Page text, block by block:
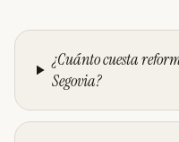
¿Cuánto cuesta
Segovia?